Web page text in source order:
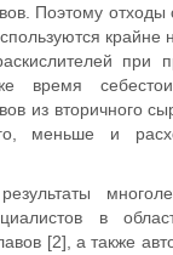
Поэтому отходы
при
время
из вторичного
меньше и
в
[2], а также